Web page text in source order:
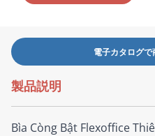
電子カタログ
製品説明
Bìa Còng Bật Flexoffice